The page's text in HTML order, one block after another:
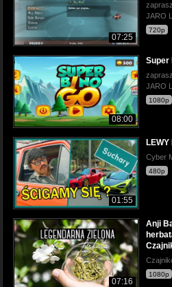
07:25
JARO
720p
08:00
Super
JARO
1080p
01:55
LEWY
Cyber
480p
07:16
Anji
1080p